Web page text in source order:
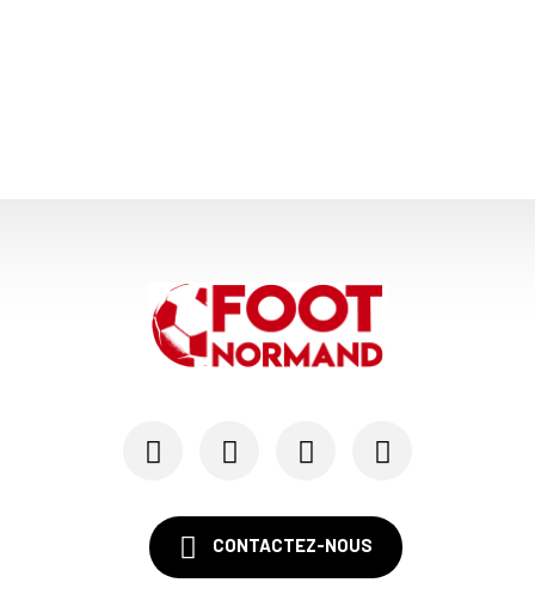
SM CAEN - MERCATO
Avec Mohamed Hafid, Malherbe veut frapper un gr...
SM Caen : Julien Meilhac quitte la direction de...
CONTACTEZ-NOUS